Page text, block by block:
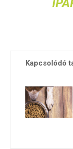
Kapcsolódó